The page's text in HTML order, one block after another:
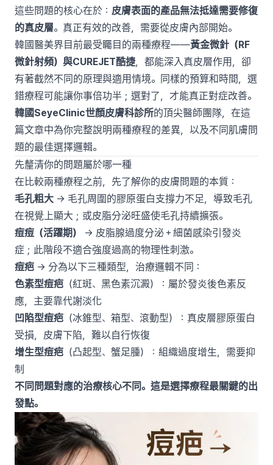
這些問題的核心在於： 皮膚表面的產品無法抵達需要修復
的真皮層。真正有效的改善，需要從皮膚內部開始。
韓國醫美界目前最受矚目的兩種療程——黃金微針（RF
微針射頻）與CUREJET酷捷，都能深入真皮層作用，卻
有著截然不同的原理與適用情境。同樣的預算和時間，選
錯療程可能讓你事倍功半；選對了，才能真正對症改善。
韓國SeyeClinic世顏皮膚科診所的頂尖醫師團隊，在這
篇文章中為你完整說明兩種療程的差異，以及不同肌膚問
題的最佳選擇邏輯。
先釐清你的問題屬於哪一種
在比較兩種療程之前，先了解你的皮膚問題的本質：
毛孔粗大 → 毛孔周圍的膠原蛋白支撐力不足，導致毛孔
在視覺上顯大；或皮脂分泌旺盛使毛孔持續擴張。
痘痘（活躍期）
→ 皮脂腺過度分泌＋細菌感染引發炎
症；此階段不適合強度過高的物理性刺激。
痘疤 → 分為以下三種類型，治療邏輯不同：
色素型痘疤 （紅斑、黑色素沉澱）：屬於發炎後色素反
應，主要靠代謝淡化
凹陷型痘疤 （冰錐型、箱型、滾動型）：真皮層膠原蛋白
受損，皮膚下陷，難以自行恢復
增生型痘疤 （凸起型、蟹足腫）：組織過度增生，需要抑
制
不同問題對應的治療核心不同。這是選擇療程最關鍵的出
發點。